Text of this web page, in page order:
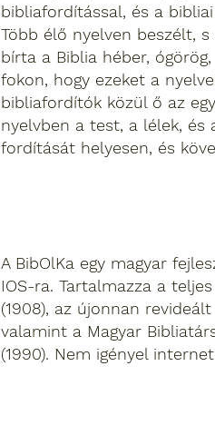
bibliafordítással, és a
Több élő nyelven beszélt,
bírta a Biblia héber,
fokon, hogy ezeket a
bibliafordítók közül ő az
nyelvben a test, a lélek, és
fordítását helyesen, és
A BibOlKa egy magyar
IOS-ra. Tartalmazza a
(1908), az újonnan
valamint a Magyar
(1990). Nem igényel